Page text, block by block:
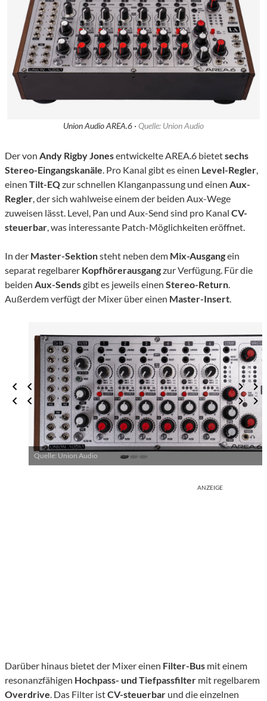
Union Audio AREA.6 · Quelle: Union Audio
Der von Andy Rigby Jonesentwickelte AREA.6 bietetsechs
Stereo-Eingangskanäle. Pro Kanal gibt es einen Level-Regler,
einen Tilt-EQzur schnellen Klanganpassung und einen Aux-
Regler, der sich wahlweise einem der beiden Aux-Wege
zuweisen lässt. Level, Pan und Aux-Send sind pro Kanal CV-
steuerbar, was interessante Patch-Möglichkeiten eröffnet.
In der Master-Sektionsteht neben dem Mix-Ausgangein
separat regelbarer Kopfhörerausgangzur Verfügung. Für die
beiden Aux-Sendsgibt es jeweils einen Stereo-Return.
Außerdem verfügt der Mixer über einen Master-Insert.
Quelle: Union Audio
ANZEIGE
Darüber hinaus bietet der Mixer einen Filter-Bus mit einem
resonanzfähigen Hochpass- und Tiefpassfilter mit regelbarem
Overdrive. Das Filter istCV-steuerbar und die einzelnen